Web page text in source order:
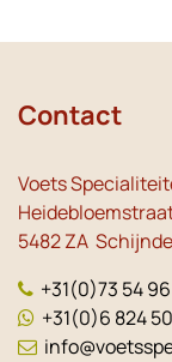
Contact
Voets
5482 ZA
+31(0)73 54 96
+31(0)6 824